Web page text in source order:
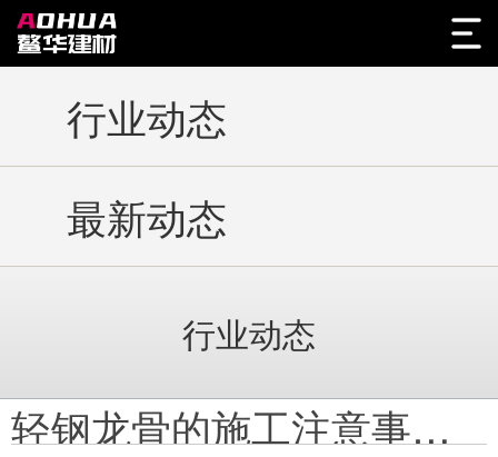
行业动态
最新动态
行业动态
轻钢龙骨的施工注意事项和维护方法